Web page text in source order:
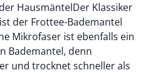
HausmäntelDer Klassiker
der Frottee-Bademantel
Mikrofaser ist ebenfalls ein
Bademantel, denn
und trocknet schneller als